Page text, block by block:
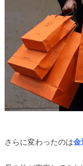
さらに変わったのは金